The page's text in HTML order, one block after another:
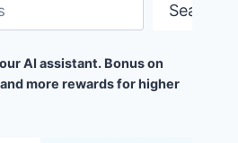
Search
AI assistant. Bonus on
more rewards for higher